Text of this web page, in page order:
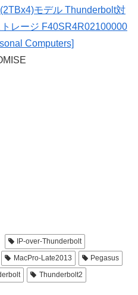
モデル Thunderbolt対
レージ F40SR4R02100000
Computers]
IP-over-Thunderbolt
MacPro-Late2013
Pegasus
Thunderbolt2